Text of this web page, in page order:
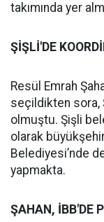
takımında yer
ŞİŞLİ'DE
Resül Emrah
seçildikten sora,
olmuştu. Şişli
olarak
Belediyesi’nde
yapmakta.
ŞAHAN, İBB'DE